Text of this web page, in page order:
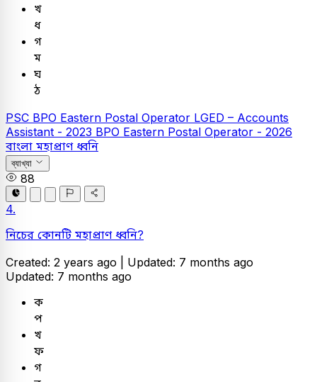
খ
ধ
গ
ম
ঘ
ঠ
PSC BPO Eastern Postal Operator LGED – Accounts
Assistant - 2023 BPO Eastern Postal Operator - 2026
বাংলা মহাপ্রাণ ধ্বনি
ব্যাখ্যা
88
4.
নিচের কোনটি মহাপ্রাণ ধ্বনি?
Created: 2 years ago | Updated: 7 months ago
Updated: 7 months ago
ক
প
খ
ফ
গ